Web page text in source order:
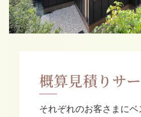
概算見積りサ
それぞれのお客さまに